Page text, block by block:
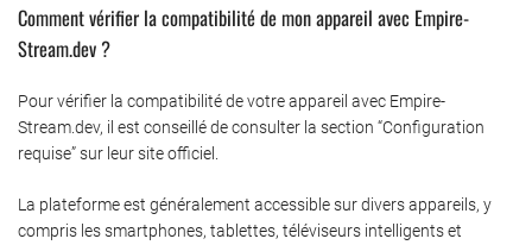
Comment vérifier la compatibilité de mon appareil avec Empire-
Stream.dev ?
Pour vérifier la compatibilité de votre appareil avec Empire-
Stream.dev, il est conseillé de consulter la section “Configuration
requise” sur leur site officiel.
La plateforme est généralement accessible sur divers appareils, y
compris les smartphones, tablettes, téléviseurs intelligents et